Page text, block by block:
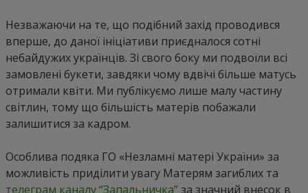
Незважаючи на те, що подібний захід проводився
вперше, до даної ініціативи приєдналося сотні
небайдужих українців. Зі свого боку ми подвоїли всі
замовлені букети, завдяки чому вдвічі більше матусь
отримали квіти. Ми публікуємо лише малу частину
світлин, тому що більшість матерів побажали
залишитися за кадром.
Особлива подяка ГО «Незламні матері України» за
можливість приділити увагу Матерям загиблих та
телеграм каналу “Запальничка” за значний внесок в